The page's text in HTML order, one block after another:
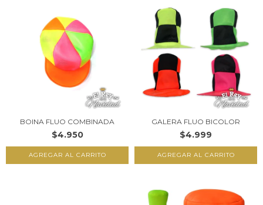
BOINA FLUO COMBINADA
$4.950
GALERA FLUO BICOLOR
$4.999